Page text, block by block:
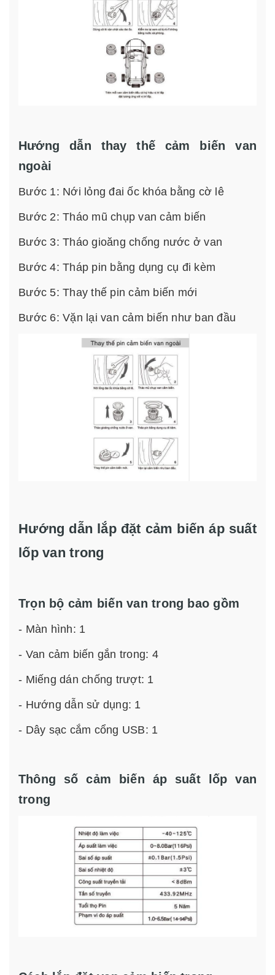
Hướng dẫn thay thế cảm biến van
ngoài
Bước 1: Nới lỏng đai ốc khóa bằng cờ lê
Bước 2: Tháo mũ chụp van cảm biến
Bước 3: Tháo gioăng chống nước ở van
Bước 4: Tháp pin bằng dụng cụ đi kèm
Bước 5: Thay thế pin cảm biến mới
Bước 6: Vặn lại van cảm biến như ban đầu
Hướng dẫn lắp đặt cảm biến áp suất
lốp van trong
Trọn bộ cảm biến van trong bao gồm
- Màn hình: 1
- Van cảm biến gắn trong: 4
- Miếng dán chống trượt: 1
- Hướng dẫn sử dụng: 1
- Dây sạc cắm cổng USB: 1
Thông số cảm biến áp suất lốp van
trong